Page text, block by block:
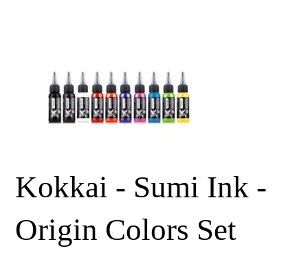
Kokkai - Sumi Ink -
Origin Colors Set